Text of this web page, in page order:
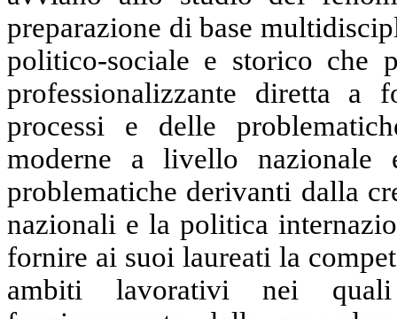
preparazione di base
politico-sociale e storico che
professionalizzante diretta a
processi e delle
moderne a livello nazionale
problematiche derivanti dalla
nazionali e la politica
fornire ai suoi laureati la
ambiti lavorativi nei